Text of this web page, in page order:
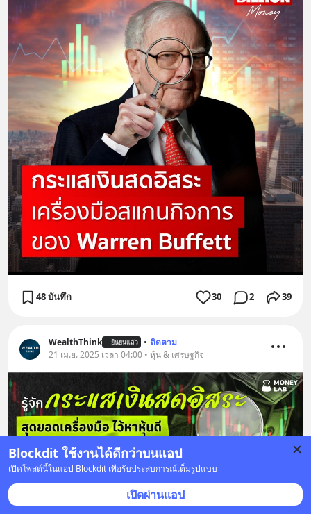
Blockdit ใช้งานได้ดีกว่าบนแอป
เปิดโพสต์นี้ในแอป Blockdit เพื่อรับประสบการณ์เต็มรูปแบบ
เปิดผ่านแอป
48 บันทึก 30 2 39
WealthThink ยืนยันแล้ว • ติดตาม
21 เม.ย. 2025 เวลา 04:00 • หุ้น & เศรษฐกิจ